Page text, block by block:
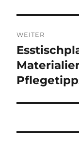
WEITER
Nächster
Beitrag: